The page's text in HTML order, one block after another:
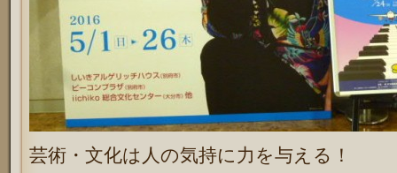
芸術・文化は人の気持に力を与える！